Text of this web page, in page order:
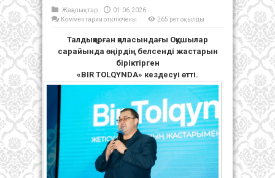
Жаңалықтар
01.06.2026
Комментарии к
TOLQYNDA»:
Талдықорғанда
жастар
қосты
отключены 265 рет оқылды
Талдықорған қаласындағы Оқушылар
сарайында өңірдің белсенді жастарын
біріктірген
«BIR TOLQYNDA» кездесуі өтті.